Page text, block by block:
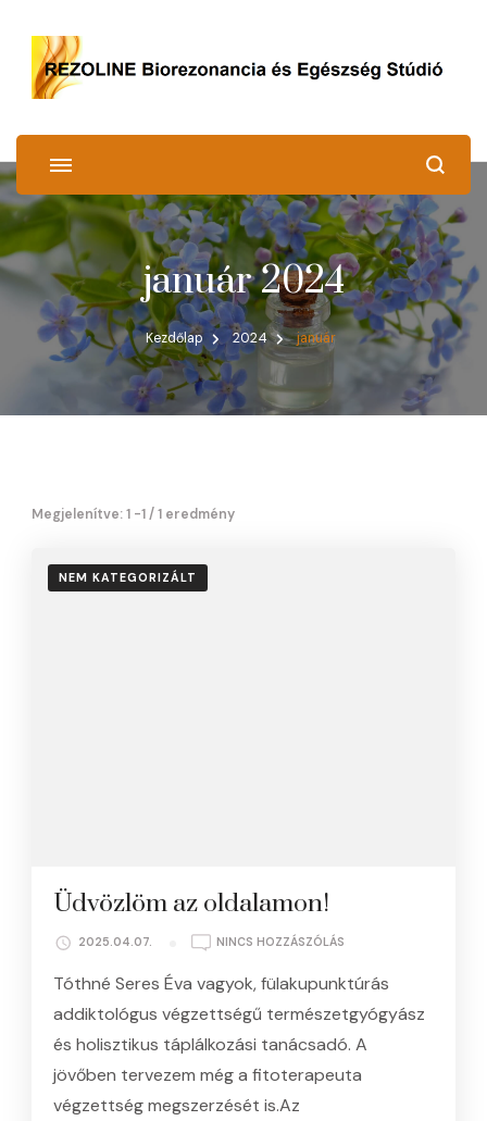
REZOLINE
Biorezonancia és Egészség Stúdió
január 2024
Kezdőlap 2024 január
Megjelenítve: 1 -1 / 1 eredmény
NEM KATEGORIZÁLT
Üdvözlöm az oldalamon!
2025.04.07. NINCS HOZZÁSZÓLÁS
AZ
BEJEGYZÉSHEZ
Tóthné Seres Éva vagyok, fülakupunktúrás
addiktológus végzettségű természetgyógyász
és holisztikus táplálkozási tanácsadó. A
jövőben tervezem még a fitoterapeuta
végzettség megszerzését is.Az